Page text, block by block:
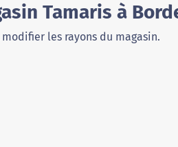
Tamaris à
les rayons du magasin.